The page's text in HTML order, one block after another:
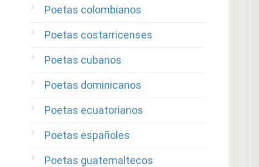
Poetas colombianos
Poetas costarricenses
Poetas cubanos
Poetas dominicanos
Poetas ecuatorianos
Poetas españoles
Poetas guatemaltecos